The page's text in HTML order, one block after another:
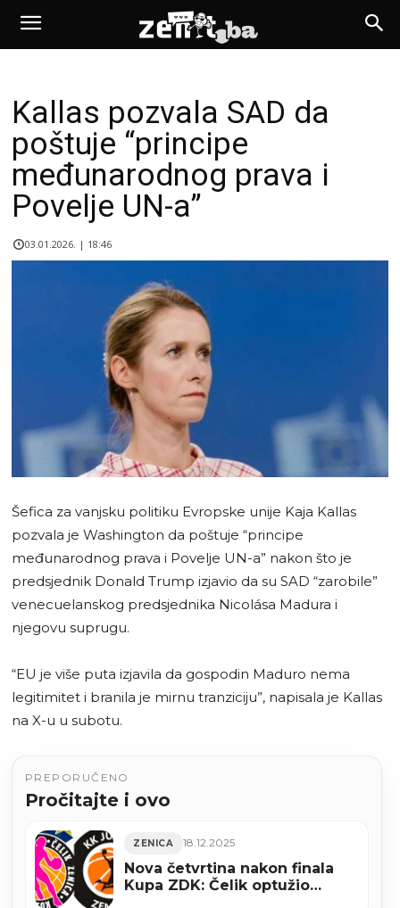
Kallas pozvala SAD da
poštuje “principe
međunarodnog prava i
Povelje UN-a”
03.01.2026. | 18:46
Šefica za vanjsku politiku Evropske unije Kaja Kallas
pozvala je Washington da poštuje “principe
međunarodnog prava i Povelje UN-a” nakon što je
predsjednik Donald Trump izjavio da su SAD “zarobile”
venecuelanskog predsjednika Nicolása Madura i
njegovu suprugu.
“EU je više puta izjavila da gospodin Maduro nema
legitimitet i branila je mirnu tranziciju”, napisala je Kallas
na X-u u subotu.
PREPORUČENO
Pročitajte i ovo
ZENICA 18.12.2025
Nova četvrtina nakon finala
Kupa ZDK: Čelik optužio